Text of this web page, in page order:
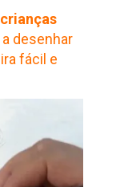
crianças
aprenderem a desenhar
fácil e